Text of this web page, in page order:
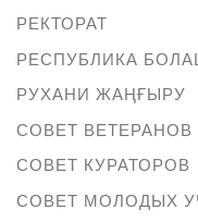
РЕКТОРАТ
РЕСПУБЛИКА
РУХАНИ ЖАҢҒЫРУ
СОВЕТ ВЕТЕРАНОВ
СОВЕТ КУРАТОРОВ
СОВЕТ МОЛОДЫХ